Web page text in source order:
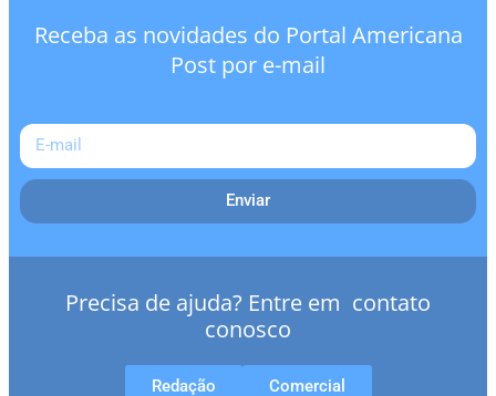
Receba as novidades do Portal Americana
Post por e-mail
Enviar
Precisa de ajuda? Entre em contato
conosco
Redação Comercial